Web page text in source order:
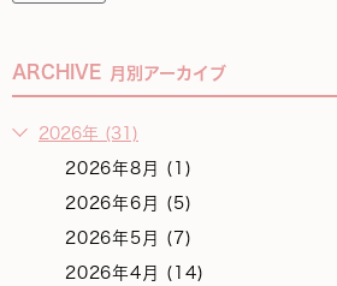
ARCHIVE 月別アーカイブ
2026年 (31)
2026年8月 (1)
2026年6月 (5)
2026年5月 (7)
2026年4月 (14)